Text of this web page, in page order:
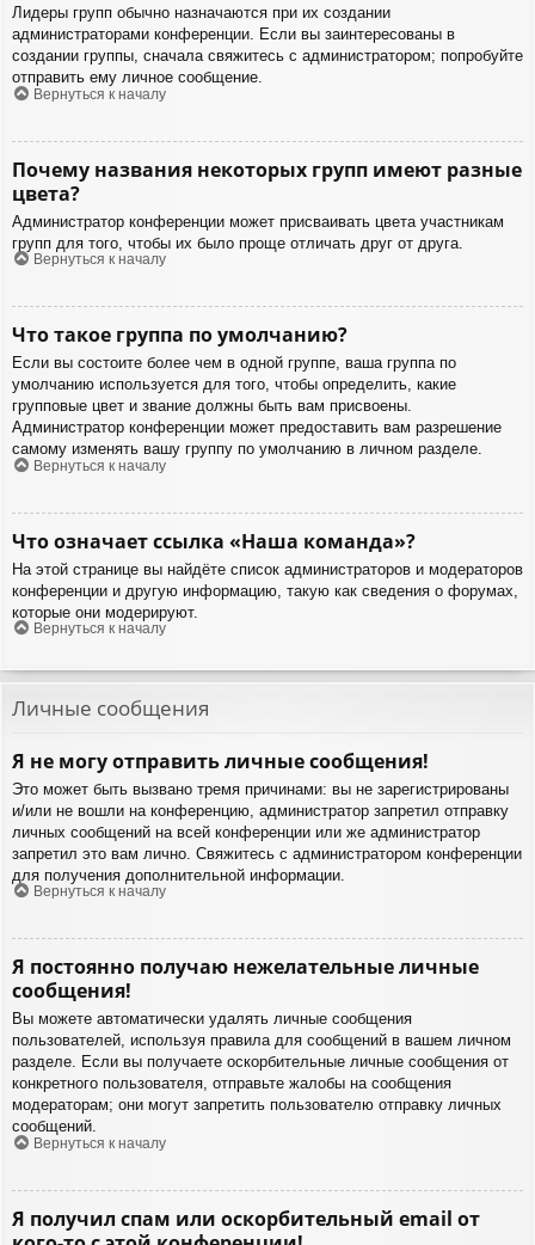
Лидеры групп обычно назначаются при их создании
администраторами конференции. Если вы заинтересованы в
создании группы, сначала свяжитесь с администратором; попробуйте
отправить ему личное сообщение.
Вернуться к началу
Почему названия некоторых групп имеют разные
цвета?
Администратор конференции может присваивать цвета участникам
групп для того, чтобы их было проще отличать друг от друга.
Вернуться к началу
Что такое группа по умолчанию?
Если вы состоите более чем в одной группе, ваша группа по
умолчанию используется для того, чтобы определить, какие
групповые цвет и звание должны быть вам присвоены.
Администратор конференции может предоставить вам разрешение
самому изменять вашу группу по умолчанию в личном разделе.
Вернуться к началу
Что означает ссылка «Наша команда»?
На этой странице вы найдёте список администраторов и модераторов
конференции и другую информацию, такую как сведения о форумах,
которые они модерируют.
Вернуться к началу
Личные сообщения
Я не могу отправить личные сообщения!
Это может быть вызвано тремя причинами: вы не зарегистрированы
и/или не вошли на конференцию, администратор запретил отправку
личных сообщений на всей конференции или же администратор
запретил это вам лично. Свяжитесь с администратором конференции
для получения дополнительной информации.
Вернуться к началу
Я постоянно получаю нежелательные личные
сообщения!
Вы можете автоматически удалять личные сообщения
пользователей, используя правила для сообщений в вашем личном
разделе. Если вы получаете оскорбительные личные сообщения от
конкретного пользователя, отправьте жалобы на сообщения
модераторам; они могут запретить пользователю отправку личных
сообщений.
Вернуться к началу
Я получил спам или оскорбительный email от